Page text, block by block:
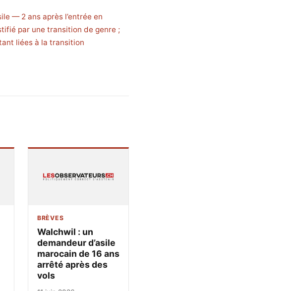
— 2 ans après l’entrée en
par une transition de genre ;
liées à la transition
BRÈVES
Walchwil : un
demandeur d’asile
marocain de 16 ans
arrêté après des
vols